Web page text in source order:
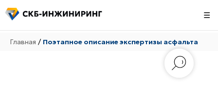
☰
Главная / Поэтапное описание экспертизы асфальта